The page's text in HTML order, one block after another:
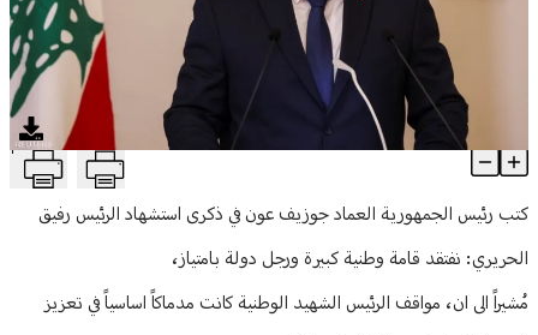
ثقافة ومجتمع
منوعات
الرئيس عون في ذكرى استشهاد الحريري: نفتقد قامة وطنية كبيرة T
Article Content
كتب رئيس الجمهورية العماد جوزيف عون في ذكرى استشهاد الرئيس رفيق
الحريري: نفتقد قامة وطنية كبيرة ورجل دولة بامتياز،
مُشيراً الى ان، مواقف الرئيس الشهيد الوطنية كانت مدماكاً اساسياً في تعزيز